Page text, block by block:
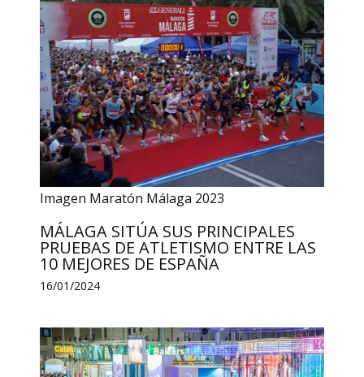
Imagen Maratón Málaga 2023
MÁLAGA SITÚA SUS PRINCIPALES
PRUEBAS DE ATLETISMO ENTRE LAS
10 MEJORES DE ESPAÑA
16/01/2024